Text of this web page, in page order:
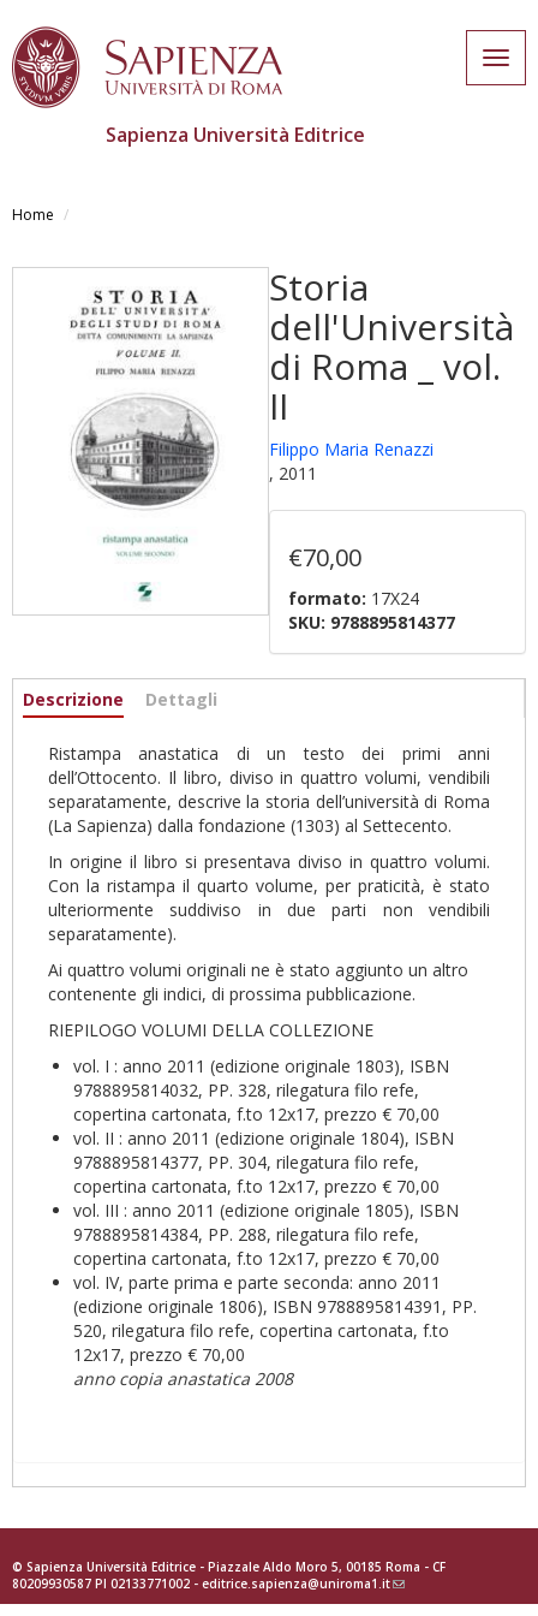
main
Sapienza Università Editrice
Home
Storia
dell'Università
di Roma _ vol.
II
Filippo Maria Renazzi
, 2011
€70,00
formato: 17X24
SKU: 9788895814377
Informazioni
Descrizione (active
Dettagli
Ristampa anastatica di un testo dei primi anni
dell’Ottocento. Il libro, diviso in quattro volumi, vendibili
separatamente, descrive la storia dell’università di Roma
(La Sapienza) dalla fondazione (1303) al Settecento.
In origine il libro si presentava diviso in quattro volumi.
Con la ristampa il quarto volume, per praticità, è stato
ulteriormente suddiviso in due parti non vendibili
separatamente).
Ai quattro volumi originali ne è stato aggiunto un altro
contenente gli indici, di prossima pubblicazione.
RIEPILOGO VOLUMI DELLA COLLEZIONE
vol. I : anno 2011 (edizione originale 1803), ISBN
9788895814032, PP. 328, rilegatura filo refe,
copertina cartonata, f.to 12x17, prezzo € 70,00
vol. II : anno 2011 (edizione originale 1804), ISBN
9788895814377, PP. 304, rilegatura filo refe,
copertina cartonata, f.to 12x17, prezzo € 70,00
vol. III : anno 2011 (edizione originale 1805), ISBN
9788895814384, PP. 288, rilegatura filo refe,
copertina cartonata, f.to 12x17, prezzo € 70,00
vol. IV, parte prima e parte seconda: anno 2011
(edizione originale 1806), ISBN 9788895814391, PP.
520, rilegatura filo refe, copertina cartonata, f.to
12x17, prezzo € 70,00
anno copia anastatica 2008
© Sapienza Università Editrice - Piazzale Aldo Moro 5, 00185 Roma - CF
80209930587 PI 02133771002 - editrice.sapienza@uniroma1.it(link
sends